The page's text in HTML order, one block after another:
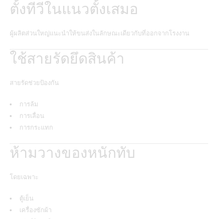
ตั้งทีวีในแนวตั้งเสมอ
ผู้ผลิตส่วนใหญ่แนะนำให้ขนส่งในลักษณะเดียวกับที่ออกจากโรงงาน
ใช้สายรัดยึดสินค้า
สายรัดช่วยป้องกัน
การล้ม
การเลื่อน
การกระแทก
ห้ามวางของหนักทับ
โดยเฉพาะ
ตู้เย็น
เครื่องซักผ้า